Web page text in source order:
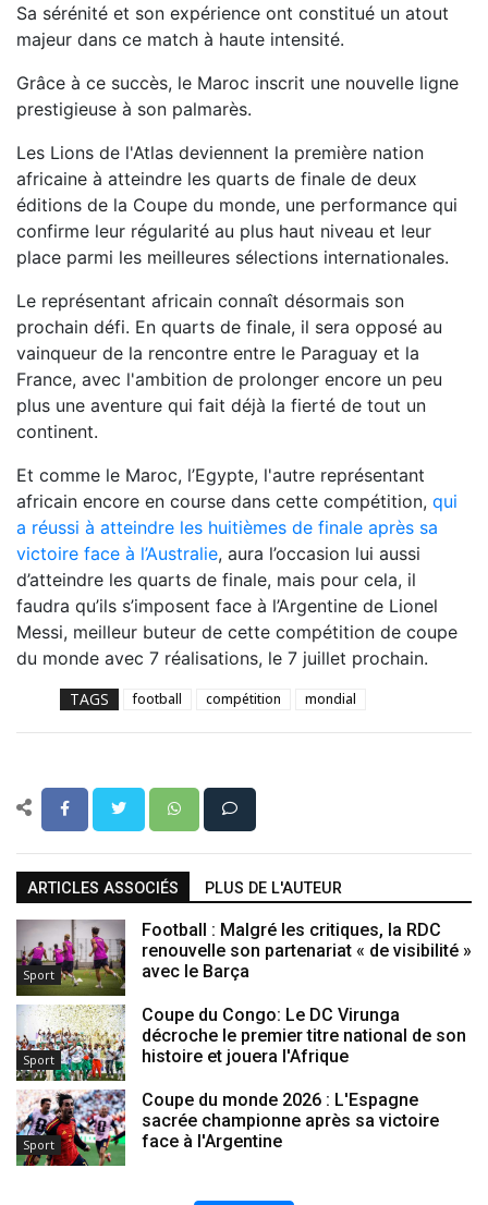
Sa sérénité et son expérience ont constitué un atout
majeur dans ce match à haute intensité.
Grâce à ce succès, le Maroc inscrit une nouvelle ligne
prestigieuse à son palmarès.
Les Lions de l'Atlas deviennent la première nation
africaine à atteindre les quarts de finale de deux
éditions de la Coupe du monde, une performance qui
confirme leur régularité au plus haut niveau et leur
place parmi les meilleures sélections internationales.
Le représentant africain connaît désormais son
prochain défi. En quarts de finale, il sera opposé au
vainqueur de la rencontre entre le Paraguay et la
France, avec l'ambition de prolonger encore un peu
plus une aventure qui fait déjà la fierté de tout un
continent.
Et comme le Maroc, l’Egypte, l'autre représentant
africain encore en course dans cette compétition, qui
a réussi à atteindre les huitièmes de finale après sa
victoire face à l’Australie, aura l’occasion lui aussi
d’atteindre les quarts de finale, mais pour cela, il
faudra qu’ils s’imposent face à l’Argentine de Lionel
Messi, meilleur buteur de cette compétition de coupe
du monde avec 7 réalisations, le 7 juillet prochain.
TAGS football compétition mondial
ARTICLES ASSOCIÉS PLUS DE L'AUTEUR
Sport
Football : Malgré les critiques, la RDC
renouvelle son partenariat « de visibilité »
avec le Barça
Sport
Coupe du Congo: Le DC Virunga
décroche le premier titre national de son
histoire et jouera l'Afrique
Sport
Coupe du monde 2026 : L'Espagne
sacrée championne après sa victoire
face à l'Argentine